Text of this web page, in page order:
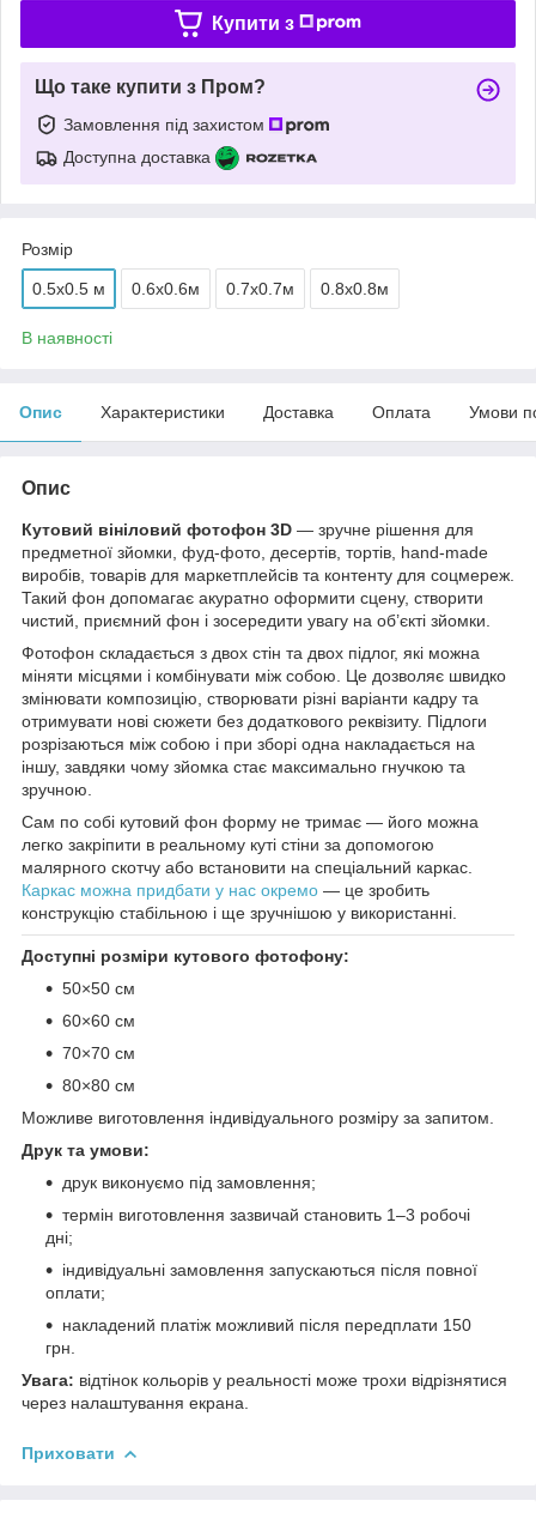
Купити з
Що таке купити з Пром?
Замовлення під захистом
Доступна доставка
Розмір
0.5x0.5 м 0.6х0.6м 0.7х0.7м 0.8х0.8м
В наявності
Опис Характеристики Доставка Оплата Умови
Опис
Кутовий вініловий фотофон 3D — зручне рішення для
предметної зйомки, фуд-фото, десертів, тортів, hand-made
виробів, товарів для маркетплейсів та контенту для соцмереж.
Такий фон допомагає акуратно оформити сцену, створити
чистий, приємний фон і зосередити увагу на об’єкті зйомки.
Фотофон складається з двох стін та двох підлог, які можна
міняти місцями і комбінувати між собою. Це дозволяє швидко
змінювати композицію, створювати різні варіанти кадру та
отримувати нові сюжети без додаткового реквізиту. Підлоги
розрізаються між собою і при зборі одна накладається на
іншу, завдяки чому зйомка стає максимально гнучкою та
зручною.
Сам по собі кутовий фон форму не тримає — його можна
легко закріпити в реальному куті стіни за допомогою
малярного скотчу або встановити на спеціальний каркас.
Каркас можна придбати у нас окремо — це зробить
конструкцію стабільною і ще зручнішою у використанні.
Доступні розміри кутового фотофону:
50×50 см
60×60 см
70×70 см
80×80 см
Можливе виготовлення індивідуального розміру за запитом.
Друк та умови:
друк виконуємо під замовлення;
термін виготовлення зазвичай становить 1–3 робочі
дні;
індивідуальні замовлення запускаються після повної
оплати;
накладений платіж можливий після передплати 150
грн.
Увага: відтінок кольорів у реальності може трохи відрізнятися
через налаштування екрана.
Приховати